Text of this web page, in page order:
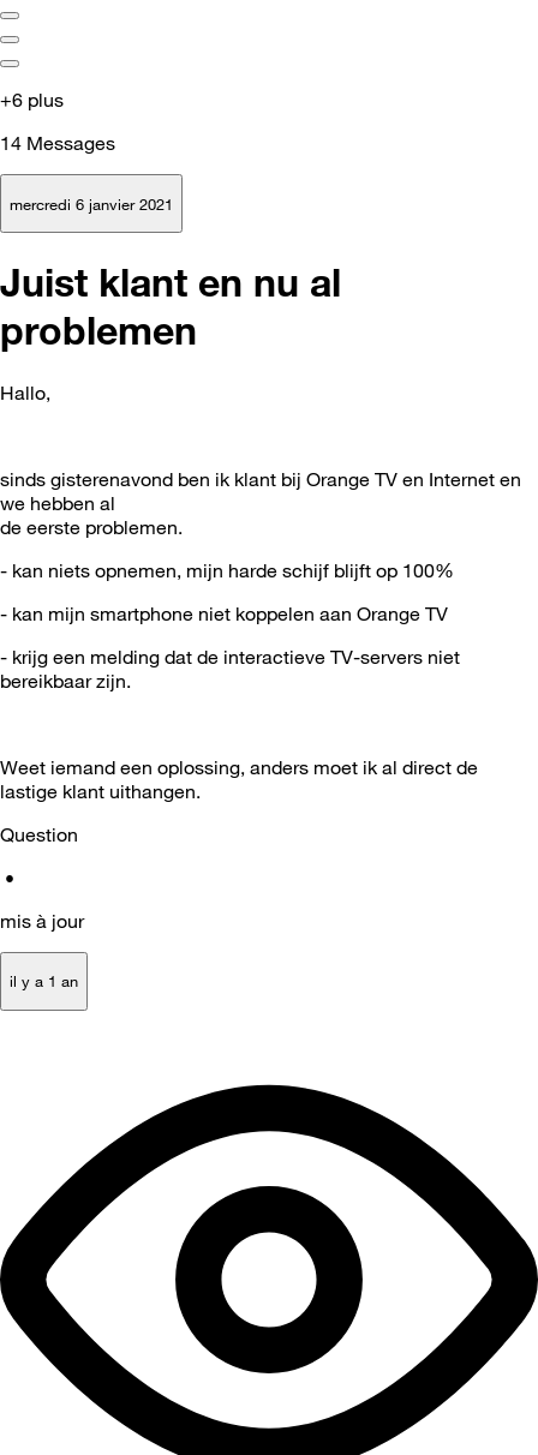
+6 plus
14 Messages
mercredi 6 janvier 2021
Juist klant en nu al
problemen
Hallo,
sinds gisterenavond ben ik klant bij Orange TV en Internet en
we hebben al
de eerste problemen.
- kan niets opnemen, mijn harde schijf blijft op 100%
- kan mijn smartphone niet koppelen aan Orange TV
- krijg een melding dat de interactieve TV-servers niet
bereikbaar zijn.
Weet iemand een oplossing, anders moet ik al direct de
lastige klant uithangen.
Question
•
mis à jour
il y a 1 an